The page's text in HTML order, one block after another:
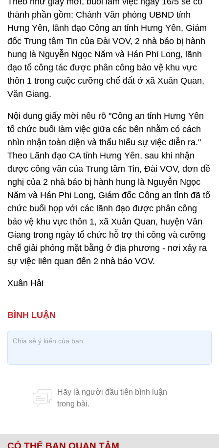
thành phần gồm: Chánh Văn phòng UBND tỉnh
Hưng Yên, lãnh đạo Công an tỉnh Hưng Yên, Giám
đốc Trung tâm Tin của Đài VOV, 2 nhà báo bị hành
hung là Nguyễn Ngọc Năm và Hán Phi Long, lãnh
đạo tổ công tác được phân công bảo vệ khu vực
thôn 1 trong cuộc cưỡng chế đất ở xã Xuân Quan,
Văn Giang.
Nội dung giấy mời nêu rõ "Công an tỉnh Hưng Yên
tổ chức buổi làm việc giữa các bên nhằm có cách
nhìn nhận toàn diện và thấu hiểu sự việc diễn ra."
Theo Lãnh đạo CA tỉnh Hưng Yên, sau khi nhận
được công văn của Trung tâm Tin, Đài VOV, đơn đề
nghị của 2 nhà báo bị hành hung là Nguyễn Ngọc
Năm và Hán Phi Long, Giám đốc Công an tỉnh đã tổ
chức buổi họp với các lãnh đạo được phân công
bảo vệ khu vực thôn 1, xã Xuân Quan, huyện Văn
Giang trong ngày tổ chức hỗ trợ thi công và cưỡng
chế giải phóng mặt bằng ở địa phương - nơi xảy ra
sự việc liên quan đến 2 nhà báo VOV.
Xuân Hải
CÓ THỂ BẠN QUAN TÂM